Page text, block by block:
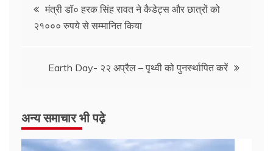
मंत्री डॉ० हरक सिंह रावत ने कैडेट्स और छात्रों को
२१००० रुपये से सम्मानित किया
Earth Day- २२ अप्रैल – पृथ्वी को पुनर्स्थापित करें
अन्य समाचार भी पढ़े